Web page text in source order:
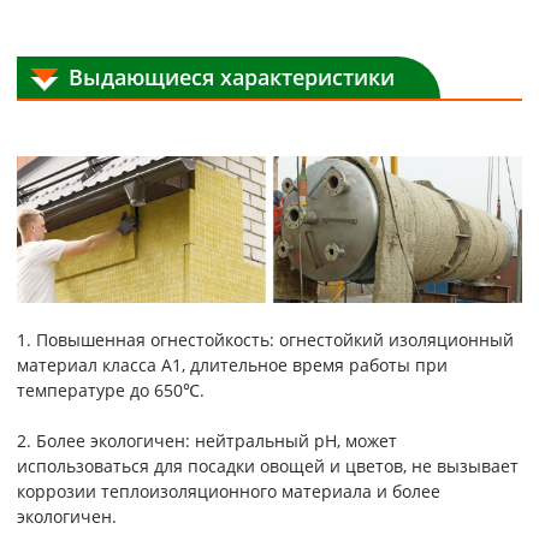
Выдающиеся характеристики
1. Повышенная огнестойкость: огнестойкий изоляционный
материал класса А1, длительное время работы при
температуре до 650℃.
2. Более экологичен: нейтральный pH, может
использоваться для посадки овощей и цветов, не вызывает
коррозии теплоизоляционного материала и более
экологичен.